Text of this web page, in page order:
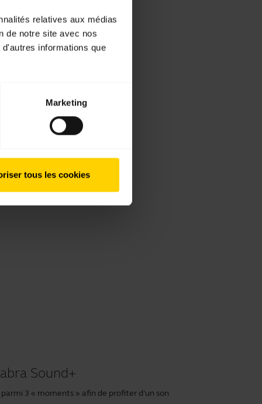
relatives aux médias
de notre site avec nos
informations que
Marketing
tous les cookies
Sound+
3 « moments » afin de profiter d'un son